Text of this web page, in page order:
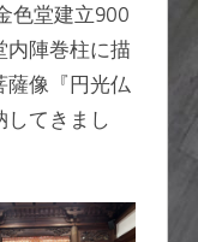
色堂建立900
内陣巻柱に描
薩像『円光仏
してきまし